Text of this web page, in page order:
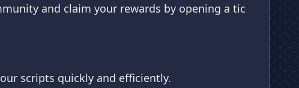
and claim your rewards by opening a tic
scripts quickly and efficiently.